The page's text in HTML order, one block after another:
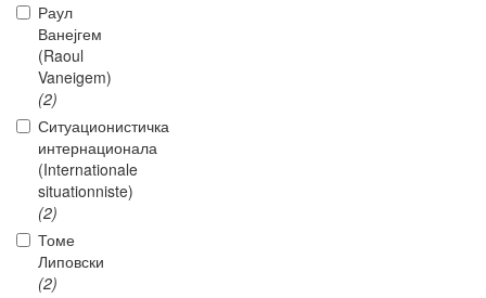
Раул
Ванејгем
(Raoul
Vaneigem)
(2)
Ситуационистичка
интернационала
(Internationale
situationniste)
(2)
Томе
Липовски
(2)